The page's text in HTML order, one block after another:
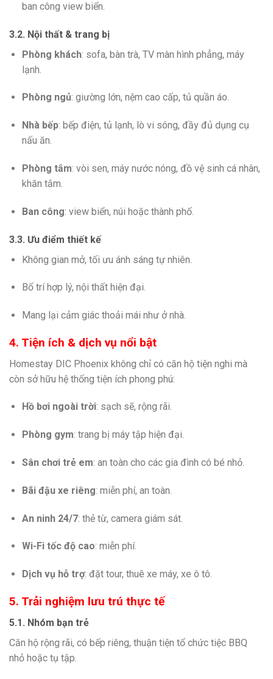
ban công view biển.
3.2. Nội thất & trang bị
Phòng khách: sofa, bàn trà, TV màn hình phẳng, máy
lạnh.
Phòng ngủ: giường lớn, nệm cao cấp, tủ quần áo.
Nhà bếp: bếp điện, tủ lạnh, lò vi sóng, đầy đủ dụng cụ
nấu ăn.
Phòng tắm: vòi sen, máy nước nóng, đồ vệ sinh cá nhân,
khăn tắm.
Ban công: view biển, núi hoặc thành phố.
3.3. Ưu điểm thiết kế
Không gian mở, tối ưu ánh sáng tự nhiên.
Bố trí hợp lý, nội thất hiện đại.
Mang lại cảm giác thoải mái như ở nhà.
4. Tiện ích & dịch vụ nổi bật
Homestay DIC Phoenix không chỉ có căn hộ tiện nghi mà
còn sở hữu hệ thống tiện ích phong phú:
Hồ bơi ngoài trời: sạch sẽ, rộng rãi.
Phòng gym: trang bị máy tập hiện đại.
Sân chơi trẻ em: an toàn cho các gia đình có bé nhỏ.
Bãi đậu xe riêng: miễn phí, an toàn.
An ninh 24/7: thẻ từ, camera giám sát.
Wi-Fi tốc độ cao: miễn phí.
Dịch vụ hỗ trợ: đặt tour, thuê xe máy, xe ô tô.
5. Trải nghiệm lưu trú thực tế
5.1. Nhóm bạn trẻ
Căn hộ rộng rãi, có bếp riêng, thuận tiện tổ chức tiệc BBQ
nhỏ hoặc tụ tập.